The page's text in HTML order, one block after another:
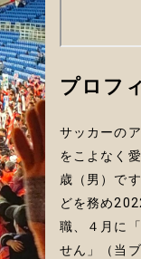
プロフ
サッカーの
をこよなく
歳（男）で
どを務め
職、４月に
せん」（当